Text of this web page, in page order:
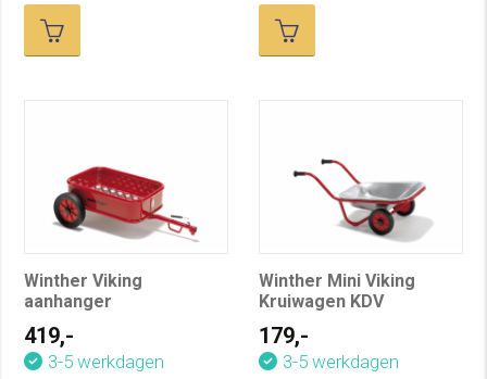
Winther Viking
aanhanger
419,-
3-5 werkdagen
Winther Mini Viking
Kruiwagen KDV
179,-
3-5 werkdagen